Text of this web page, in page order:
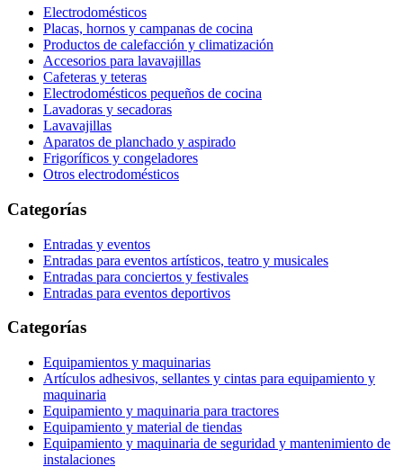
Electrodomésticos
Placas, hornos y campanas de cocina
Productos de calefacción y climatización
Accesorios para lavavajillas
Cafeteras y teteras
Electrodomésticos pequeños de cocina
Lavadoras y secadoras
Lavavajillas
Aparatos de planchado y aspirado
Frigoríficos y congeladores
Otros electrodomésticos
Categorías
Entradas y eventos
Entradas para eventos artísticos, teatro y musicales
Entradas para conciertos y festivales
Entradas para eventos deportivos
Categorías
Equipamientos y maquinarias
Artículos adhesivos, sellantes y cintas para equipamiento y
maquinaria
Equipamiento y maquinaria para tractores
Equipamiento y material de tiendas
Equipamiento y maquinaria de seguridad y mantenimiento de
instalaciones